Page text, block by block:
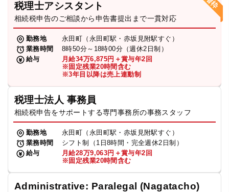
税理士アシスタント
相続税申告のご相談から申告書提出まで一貫対応
勤務地
永田町（永田町駅・赤坂見附駅すぐ）
業務時間
8時50分～18時00分（週休2日制）
給与
月給34万6,875円＋賞与年2回
※固定残業20時間含む
※3年目以降は売上連動制
税理士法人 事務員
相続税申告をサポートする専門事務所の事務スタッフ
勤務地
永田町（永田町駅・赤坂見附駅すぐ）
業務時間
シフト制（1日8時間・完全週休2日制）
給与
月給28万9,063円＋賞与年2回
※固定残業20時間含む
Administrative: Paralegal (Nagatacho)